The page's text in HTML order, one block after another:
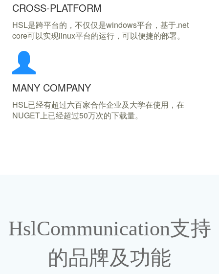
CROSS-PLATFORM
HSL是跨平台的，不仅仅是windows平台，基于.net
core可以实现linux平台的运行，可以便捷的部署。
MANY COMPANY
HSL已经有超过六百家合作企业及大学在使用，在
NUGET上已经超过50万次的下载量。
HslCommunication支持
的品牌及功能